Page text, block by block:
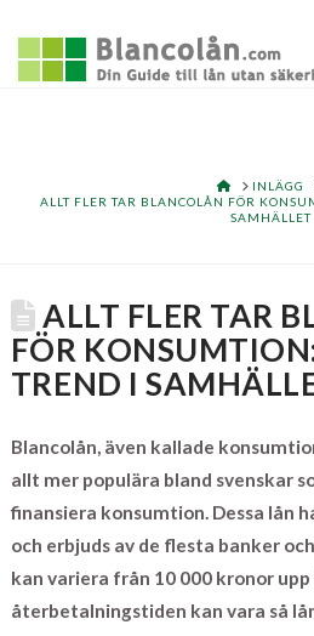
HOMEINLÄGG
ALLT FLER TAR BLANCOLÅN FÖR
SAMHÄLLET
ALLT FLER TAR
FÖR
TREND I
Blancolån, även kallade
allt mer populära bland svenskar
finansiera konsumtion. Dessa lån
och erbjuds av de flesta banker
kan variera från 10 000 kronor
återbetalningstiden kan vara så